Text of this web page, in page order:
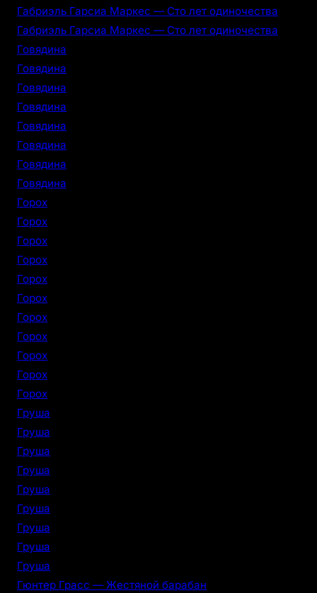
Габриэль Гарсиа Маркес — Сто лет одиночества
Габриэль Гарсиа Маркес — Сто лет одиночества
Говядина
Говядина
Говядина
Говядина
Говядина
Говядина
Говядина
Говядина
Горох
Горох
Горох
Горох
Горох
Горох
Горох
Горох
Горох
Горох
Горох
Груша
Груша
Груша
Груша
Груша
Груша
Груша
Груша
Груша
Гюнтер Грасс — Жестяной барабан